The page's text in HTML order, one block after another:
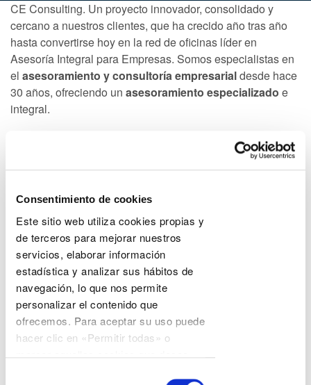
Consentimiento de cookies
Este sitio web utiliza cookies propias y
de terceros para mejorar nuestros
servicios, elaborar información
estadística y analizar sus hábitos de
navegación, lo que nos permite
personalizar el contenido que
ofrecemos. Para aceptar su uso puede
hacer clic en «Permitir todas» o
CE Consulting. Un proyecto innovador, consolidado y
cercano a nuestros clientes, que ha crecido año tras año
hasta convertirse hoy en la red de oficinas líder en
Asesoría Integral para Empresas. Somos especialistas en
el asesoramiento y consultoría empresarialdesde hace
30 años, ofreciendo un asesoramiento especializado e
integral.
En CE Consulting ofrecemos a nuestros clientes un
asesoramiento,asesoría jurídica,asesoría
descuidar el trato directo con el cliente. Por eso, nos
convertimos en la alternativa perfecta, tanto frente a
laasesoríaogestoría tradicional
grandesconsultoras.
¿Qué nos diferencia?
CE Consultinglo formamos una gran red de asesores
profesionales altamente cualificados, que además,
continuamos desarrollándonos gracias a un exclusivo